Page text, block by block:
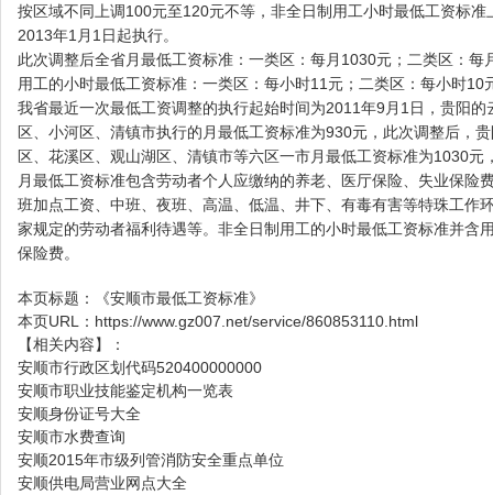
按区域不同上调100元至120元不等，非全日制用工小时最低工资标
2013年1月1日起执行。
此次调整后全省月最低工资标准：一类区：每月1030元；二类区：
用工的小时最低工资标准：一类区：每小时11元；二类区：每小时10
我省最近一次最低工资调整的执行起始时间为2011年9月1日，贵阳
区、小河区、清镇市执行的月最低工资标准为930元，此次调整后，
区、花溪区、观山湖区、清镇市等六区一市月最低工资标准为1030元
月最低工资标准包含劳动者个人应缴纳的养老、医厅保险、失业保险
班加点工资、中班、夜班、高温、低温、井下、有毒有害等特珠工作
家规定的劳动者福利待遇等。非全日制用工的小时最低工资标准并含
保险费。
本页标题：
《安顺市最低工资标准》
本页URL： https://www.gz007.net/service/860853110.html
【相关内容】：
安顺市行政区划代码520400000000
安顺市职业技能鉴定机构一览表
安顺身份证号大全
安顺市水费查询
安顺2015年市级列管消防安全重点单位
安顺供电局营业网点大全